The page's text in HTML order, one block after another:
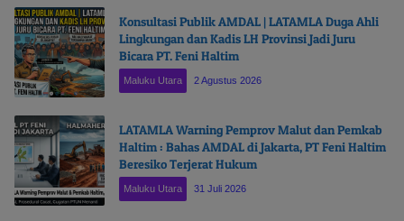
Konsultasi Publik AMDAL | LATAMLA Duga Ahli
Lingkungan dan Kadis LH Provinsi Jadi Juru
Bicara PT. Feni Haltim
Maluku Utara 2 Agustus 2026
LATAMLA Warning Pemprov Malut dan Pemkab
Haltim : Bahas AMDAL di Jakarta, PT Feni Haltim
Beresiko Terjerat Hukum
Maluku Utara 31 Juli 2026